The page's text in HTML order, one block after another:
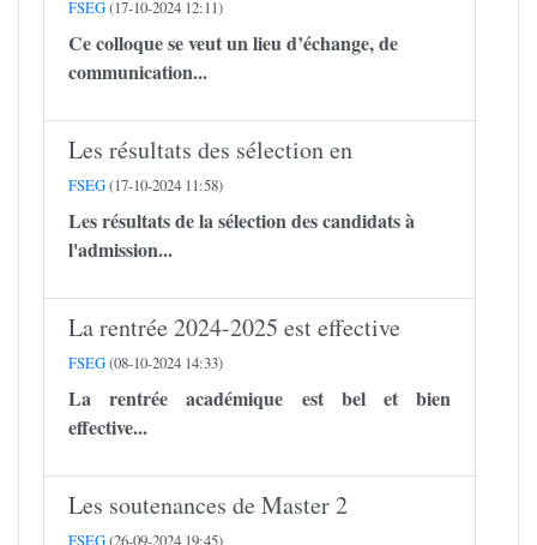
FSEG(17-10-2024 12:11)
Ce colloque se veut un lieu d’échange, de
communication...
Les résultats des sélection en
FSEG(17-10-2024 11:58)
Les résultats de la sélection des candidats à
l'admission...
La rentrée 2024-2025 est effective
FSEG(08-10-2024 14:33)
La rentrée académique est bel et bien
effective...
Les soutenances de Master 2
FSEG(26-09-2024 19:45)